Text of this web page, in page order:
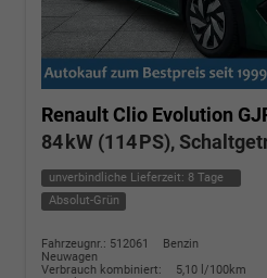
Renault Clio Evolution
84 kW (114 PS),
unverbindliche Lieferzeit: 8 Tage
Absolut-Grün
Fahrzeugnr.: 512061
Benzin
Neuwagen
Verbrauch kombiniert:
5,10 l/100km